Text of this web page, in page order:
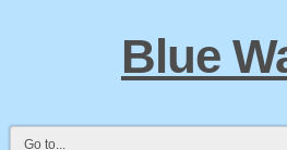
Blue